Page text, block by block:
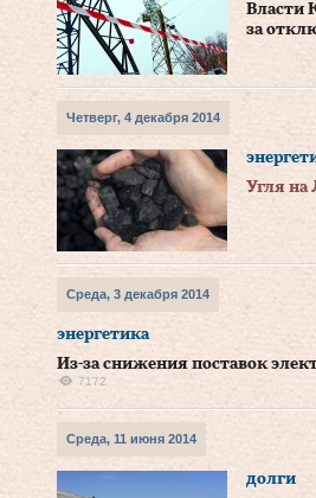
Власти
за
Четверг, 4 декабря 2014
Угля на
Среда, 3 декабря 2014
энергетика
Из-за снижения поставок
7172
Среда, 11 июня 2014
долги